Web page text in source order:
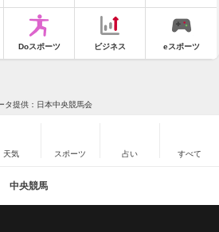
Doスポーツ ビジネス eスポーツ
タ提供：日本中央競馬会
天気 スポーツ 占い すべて
中央競馬